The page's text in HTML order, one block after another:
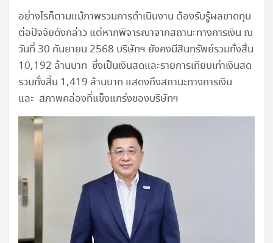
อย่างไรก็ตามแม้ภาพรวมการดำเนินงาน ต้องรับรู้ผลขาดทุน
ต่อปัจจัยดังกล่าว แต่หากพิจารณาจากสถานะทางการเงิน ณ
วันที่ 30 กันยายน 2568 บริษัทฯ ยังคงมีสินทรัพย์รวมทั้งสิ้น
10,192 ล้านบาท ซึ่งเป็นเงินสดและรายการเทียบเท่าเงินสด
รวมทั้งสิ้น 1,419 ล้านบาท แสดงถึงสถานะทางการเงิน
และ สภาพคล่องที่แข็งแกร่งของบริษัทฯ